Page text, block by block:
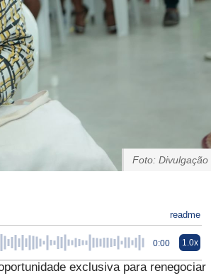
Foto: Divulgação
readme
0:00 1.0x
exclusiva para renegociar